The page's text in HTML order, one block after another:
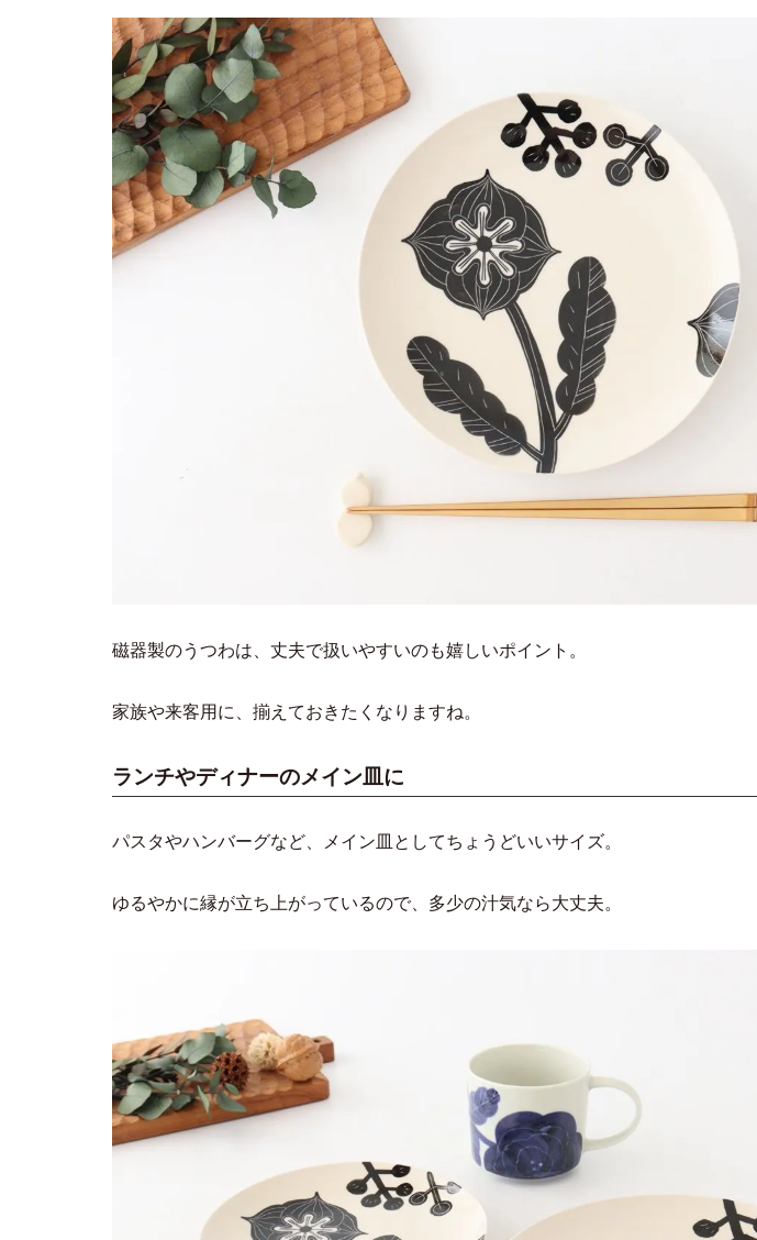
磁器製のうつわは、丈夫で扱いやすいのも嬉しいポイント。
家族や来客用に、揃えておきたくなりますね。
ランチやディナーのメイン皿に
パスタやハンバーグなど、メイン皿としてちょうどいいサイズ。
ゆるやかに縁が立ち上がっているので、多少の汁気なら大丈夫。